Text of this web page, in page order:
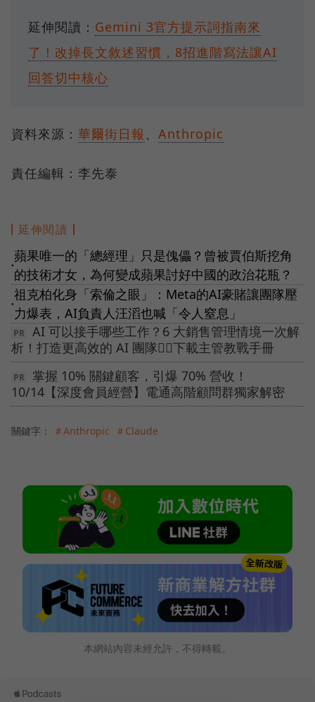
延伸閱讀： Gemini 3官方提示詞指南來
了！改掉長文敘述習慣，8招進階寫法讓AI
回答切中核心
資料來源： 華爾街日報 Anthropic
責任編輯：李先泰
延伸閱讀
●
蘋果唯一的「總經理」只是傀儡？曾被賈伯斯挖角
的技術才女，為何變成蘋果討好中國的政治花瓶？
●
祖克柏化身「索倫之眼」：Meta的AI豪賭讓團隊壓
力爆表，AI負責人汪滔也喊「令人窒息」
AI 可以接手哪些工作？6 大銷售管理情境一次解
析！打造更高效的 AI 團隊👉🏻下載主管教戰手冊
掌握 10% 關鍵顧客，引爆 70% 營收！
10/14【深度會員經營】電通高階顧問群獨家解密
關鍵字： ＃Anthropic ＃Claude
本網站內容未經允許，不得轉載。